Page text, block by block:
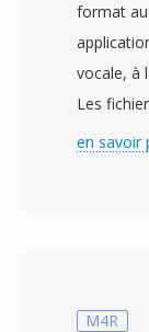
format
vocale, à
Les
encodent
en savoir
M4R